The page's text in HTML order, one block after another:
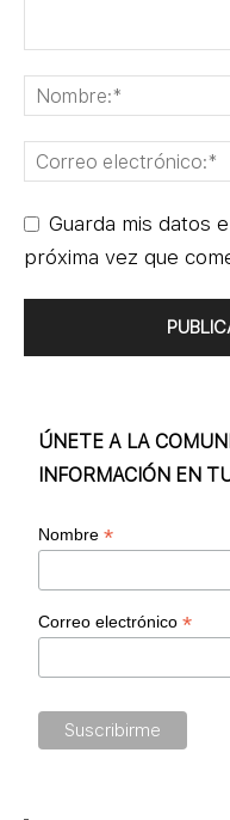
Guarda mis datos
próxima vez que
ÚNETE A LA
INFORMACIÓN EN
Nombre*
Correo electrónico*